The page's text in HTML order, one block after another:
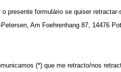
presente formulário se quiser
Am Foehrenhang 87, 14476
(*) que me retracto/nos